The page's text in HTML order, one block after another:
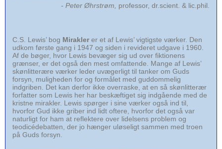
- Peter Øhrstrøm, professor, dr.scient. & lic.phil.
C.S. Lewis’ bog Miraklerer et af Lewis’ vigtigste værker. Den
udkom første gang i 1947 og siden i revideret udgave i 1960.
Af de bøger, hvor Lewis bevæger sig ud over fiktionens
grænser, er det også den mest omfattende. Mange af Lewis’
skønlitterære værker leder uvægerligt til tanker om Guds
forsyn, muligheden for og formålet med guddommelig
indgriben. Det kan derfor ikke overraske, at en så skønlitterær
forfatter som Lewis her har beskæftiget sig indgående med de
kristne mirakler. Lewis spørger i sine værker også ind til,
hvorfor Gud ikke griber ind lidt oftere, hvorfor det også var
naturligt for ham at reflektere over lidelsens problem og
teodicédebatten, der jo hænger uløseligt sammen med troen
på Guds forsyn.